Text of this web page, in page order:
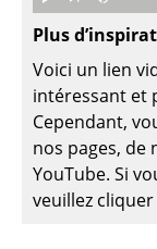
Pièces
... voir
Rangements
Étagères &
Plus
Voici un lien
intéressant et
Cependant,
nos pages, de
YouTube. Si
veuillez